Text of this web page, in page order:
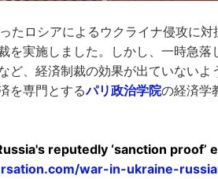
たロシアによるウクライナ侵攻に
を実施しました。しかし、一時急
ど、経済制裁の効果が出ていない
を専門とするパリ政治学院の経済学
reputedly ‘sanction
war-in-ukraine-